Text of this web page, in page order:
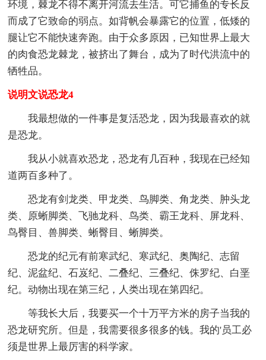
环境，棘龙不得不离开河流去生活。可它捕鱼的专长反
而成了它致命的弱点。如背帆会暴露它的位置，低矮的
腿让它不能快速奔跑。由于众多原因，已知世界上最大
的肉食恐龙棘龙，被挤出了舞台，成为了时代洪流中的
牺牲品。
说明文说恐龙4
我最想做的一件事是复活恐龙，因为我最喜欢的就
是恐龙。
我从小就喜欢恐龙，恐龙有几百种，我现在已经知
道两百多种了。
恐龙有剑龙类、甲龙类、鸟脚类、角龙类、肿头龙
类、原蜥脚类、飞驰龙科、鸟类、霸王龙科、屏龙科、
鸟臀目、兽脚类、蜥臀目、蜥脚类。
恐龙的纪元有前寒武纪、寒武纪、奥陶纪、志留
纪、泥盆纪、石岌纪、二叠纪、三叠纪、侏罗纪、白垩
纪。动物出现在第三纪，人类出现在第四纪。
等我长大后，我要买一个十万平方米的房子当我的
恐龙研究所。但是，我需要很多很多的钱。我的'员工必
须是世界上最厉害的科学家。